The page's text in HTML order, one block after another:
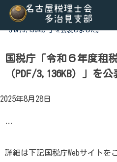
Skip
content
る税理士会です。地域の皆様に
行っております。税の無料相談
ホーム> 税関連トピックス>国税庁「
（PDF/3,136KB）」を公表しました。
国税庁「令和６年度租
（PDF/3,136KB）」を公
2025年8月28日
…
詳細は下記国税庁Webサイトを